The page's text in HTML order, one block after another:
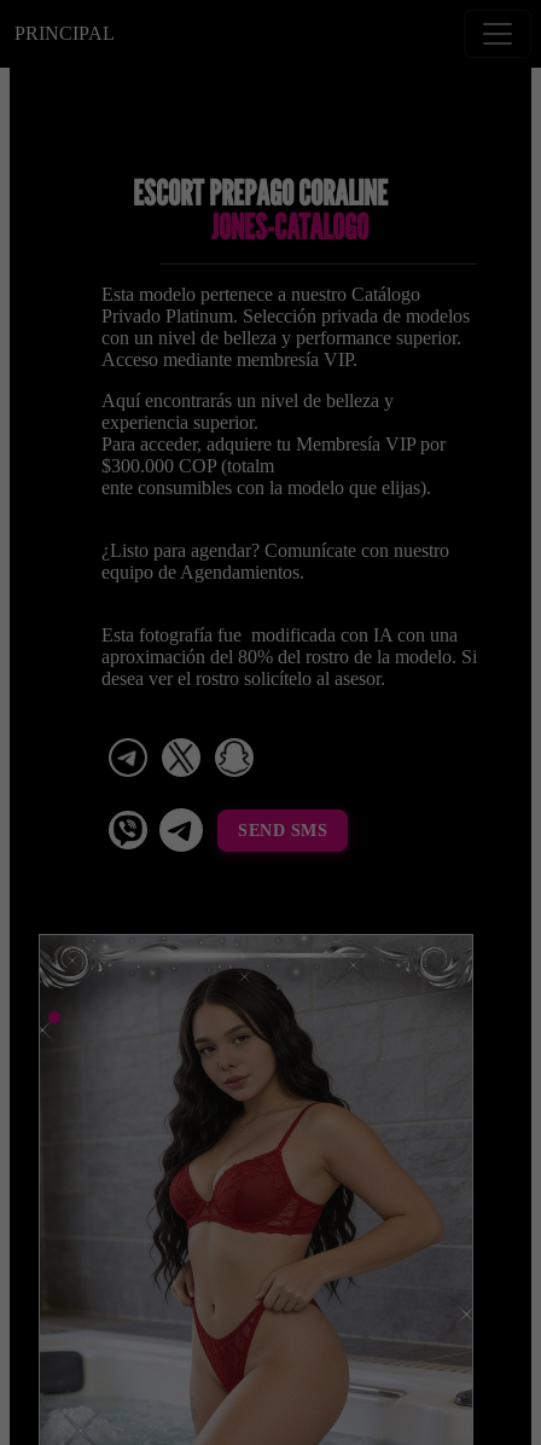
PRINCIPAL
ESCORT PREPAGO CORALINE
JONES-CATALOGO
Esta modelo pertenece a nuestro Catálogo
Privado Platinum. Selección privada de modelos
con un nivel de belleza y performance superior.
Acceso mediante membresía VIP.
Aquí encontrarás un nivel de belleza y
experiencia superior.
Para acceder, adquiere tu Membresía VIP por
$300.000 COP (totalm
ente consumibles con la modelo que elijas).
¿Listo para agendar? Comunícate con nuestro
equipo de Agendamientos.
Esta fotografía fue modificada con IA con una
aproximación del 80% del rostro de la modelo. Si
desea ver el rostro solicítelo al asesor.
telegram
viber Telegram La Celestina
SEND SMS